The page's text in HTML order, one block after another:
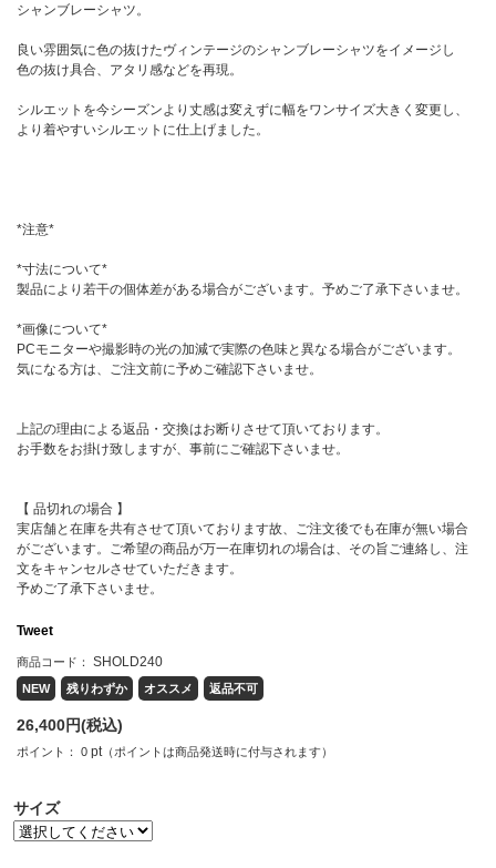
シャンブレーシャツ。
良い雰囲気に色の抜けたヴィンテージのシャンブレーシャツをイメージし
色の抜け具合、アタリ感などを再現。
シルエットを今シーズンより丈感は変えずに幅をワンサイズ大きく変更し、
より着やすいシルエットに仕上げました。
*注意*
*寸法について*
製品により若干の個体差がある場合がございます。予めご了承下さいませ。
*画像について*
PCモニターや撮影時の光の加減で実際の色味と異なる場合がございます。
気になる方は、ご注文前に予めご確認下さいませ。
上記の理由による返品・交換はお断りさせて頂いております。
お手数をお掛け致しますが、事前にご確認下さいませ。
【 品切れの場合 】
実店舗と在庫を共有させて頂いております故、ご注文後でも在庫が無い場合
がございます。ご希望の商品が万一在庫切れの場合は、その旨ご連絡し、注
文をキャンセルさせていただきます。
予めご了承下さいませ。
Tweet
商品コード： SHOLD240
NEW 残りわずか オススメ 返品不可
26,400円(税込)
ポイント： 0 pt （ポイントは商品発送時に付与されます）
サイズ